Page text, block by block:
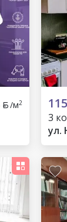
/м2
3
ул.